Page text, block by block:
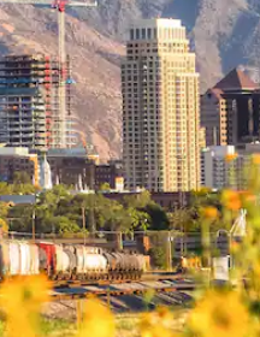
dolje, kao i dodirom ili